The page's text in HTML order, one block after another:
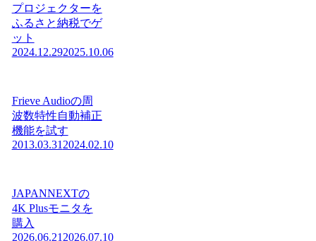
プロジェクターを
ふるさと納税でゲ
ット
2024.12.292025.10.06
Frieve Audioの周
波数特性自動補正
機能を試す
2013.03.31 2024.02.10
JAPANNEXTの
4K Plusモニタを
購入
2026.06.21 2026.07.10